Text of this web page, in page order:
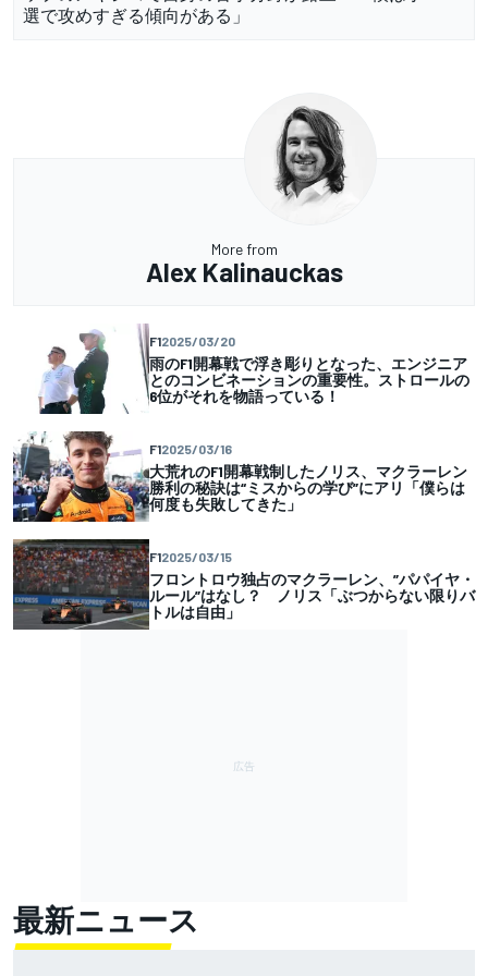
選で攻めすぎる傾向がある」
More from
Alex Kalinauckas
F12025/03/20
雨のF1開幕戦で浮き彫りとなった、エンジニア
とのコンビネーションの重要性。ストロールの
6位がそれを物語っている！
F12025/03/16
大荒れのF1開幕戦制したノリス、マクラーレン
勝利の秘訣は“ミスからの学び”にアリ「僕らは
何度も失敗してきた」
F12025/03/15
フロントロウ独占のマクラーレン、”パパイヤ・
ルール”はなし？ ノリス「ぶつからない限りバ
トルは自由」
最新ニュース